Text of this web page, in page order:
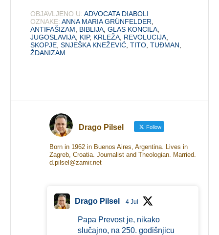
OBJAVLJENO U: ADVOCATA DIABOLI
OZNAKE: ANNA MARIA GRÜNFELDER
ANTIFAŠIZAM
BIBLIJA ,GLAS KONCILA
JUGOSLAVIJA KIP, KRLEŽA REVOLUCIJA
SKOPJE ,SNJEŠKA KNEŽEVIĆ ,TITO ,TUĐMAN
ŽDANIZAM
Drago Pilsel Follow
Born in 1962 in Buenos Aires, Argentina. Lives in
Zagreb, Croatia. Journalist and Theologian. Married.
d.pilsel@zamir.net
Drago Pilsel 4 Jul
Papa Prevost je, nikako
slučajno, na 250. godišnjicu